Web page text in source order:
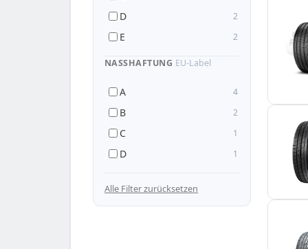
D 2
E 2
NASSHAFTUNG EU-Label
A 4
B 2
C 1
D 1
Alle Filter zurücksetzen